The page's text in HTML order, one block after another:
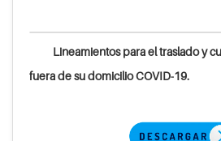
Lineamientos para el traslado y
fuera de su domicilio COVID-19.